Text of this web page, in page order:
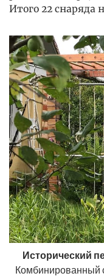
Итого 22 снаряда
Комбинированный